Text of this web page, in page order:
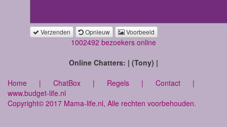
Verzenden Opnieuw Voorbeeld
1002492 bezoekers online
Online Chatters: | (Tony) |
Home | ChatBox | Regels | Contact |
www.budget-life.nl
Copyright© 2017 Mama-life.nl, Alle rechten voorbehouden.